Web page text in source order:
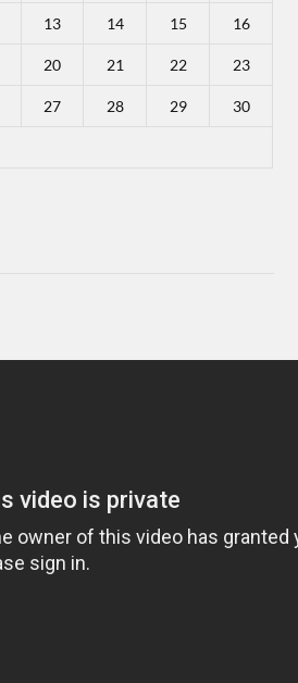
13 14 15 16
20 21 22 23
27 28 29 30